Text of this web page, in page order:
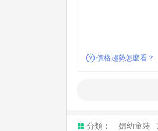
價格趨勢怎麼看？
分類： 婦幼童裝